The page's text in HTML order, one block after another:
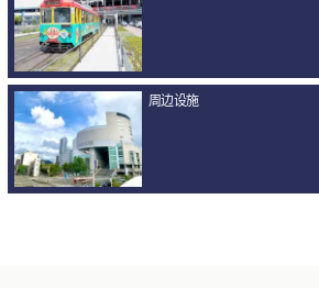
周边设施